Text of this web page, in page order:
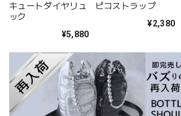
キュートダイヤリュ
ック
¥5,880
ピコストラップ
¥2,380